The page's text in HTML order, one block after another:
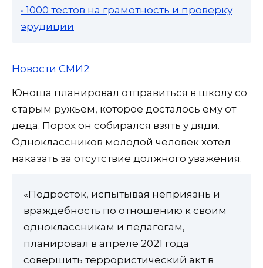
• 1000 тестов на грамотность и проверку
эрудиции
Новости СМИ2
Юноша планировал отправиться в школу со
старым ружьем, которое досталось ему от
деда. Порох он собирался взять у дяди.
Одноклассников молодой человек хотел
наказать за отсутствие должного уважения.
«Подросток, испытывая неприязнь и
враждебность по отношению к своим
одноклассникам и педагогам,
планировал в апреле 2021 года
совершить террористический акт в